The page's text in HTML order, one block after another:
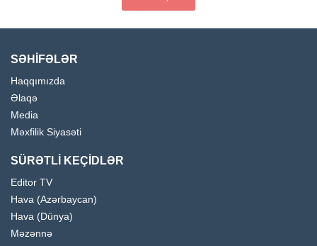
SƏHİFƏLƏR
Haqqımızda
Əlaqə
Media
Məxfilik Siyasəti
SÜRƏTLİ KEÇİDLƏR
Editor TV
Hava (Azərbaycan)
Hava (Dünya)
Məzənnə